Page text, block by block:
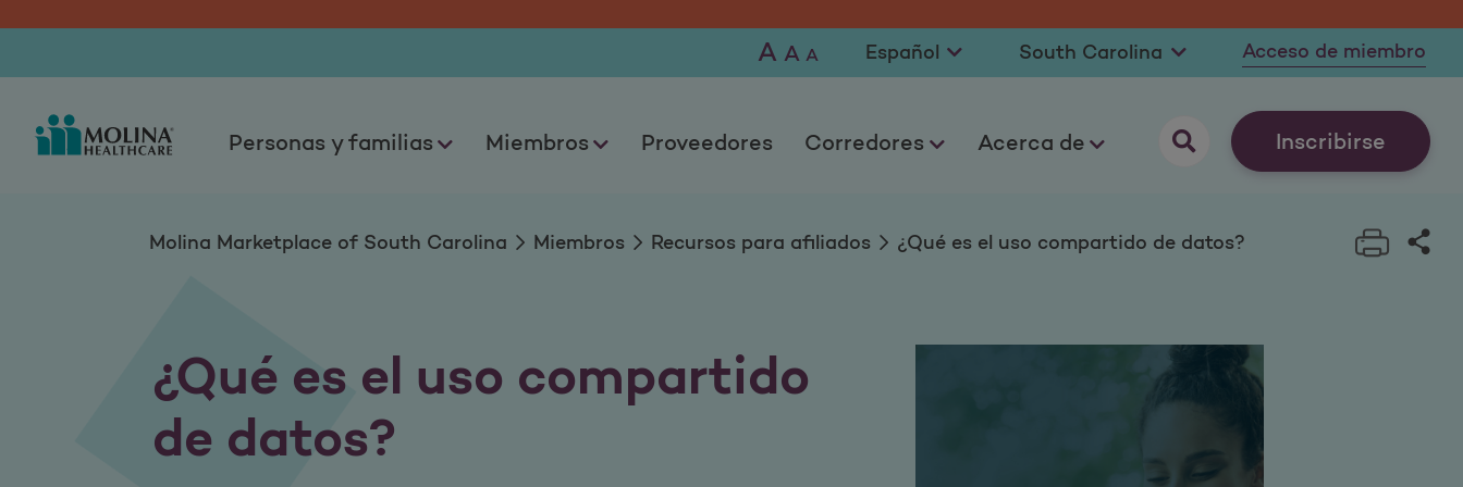
¿Qué es el uso compartido de datos?
Personas y familias Miembros Proveedores Corredores Acerca de Inscribirse
A A A Acceso de miembro
Molina Marketplace of South Carolina Miembros Recursos para afiliados ¿Qué es el uso compartido de datos? Print
¿Qué es el uso compartido
de datos?